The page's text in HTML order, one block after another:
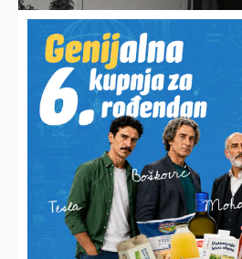
HDZ SVETI IVAN ŽABNO REAGIRAO
Traže ostavku načelnika Bošnjaka:
politički autoritet”